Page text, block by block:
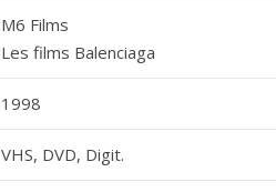
M6 Films
Les films Balenciaga
1998
VHS, DVD, Digit.